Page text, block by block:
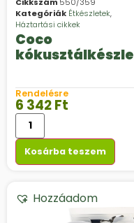
Kategóriák Étkészletek,
Háztartási cikkek
Coco
Rendelésre
6 342Ft
Kosárba teszem
Hozzáadom